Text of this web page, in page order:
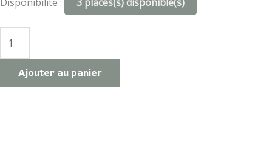
Couronne
fleurs
Ajouter au panier